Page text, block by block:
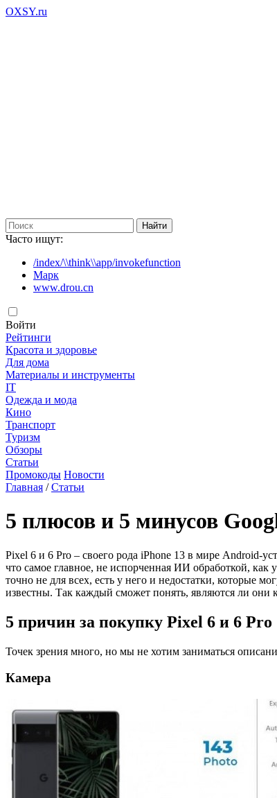
OXSY.ru
Часто ищут:
/index/\\think\\app/invokefunction
Марк
www.drou.cn
Войти
Рейтинги
Красота и здоровье
Для дома
Материалы и инструменты
IT
Одежда и мода
Кино
Транспорт
Туризм
Обзоры
Статьи
Промокоды Новости
Главная /Статьи
5 плюсов и 5 минусов
Pixel 6 и 6 Pro – своего рода iPhone 13 в мире Android-
что самое главное, не испорченная ИИ обработкой,
точно не для всех, есть у него и недостатки, которые
известны. Так каждый сможет понять, являются ли они
5 причин за покупку Pixel 6 и 6 Pro
Точек зрения много, но мы не хотим заниматься
Камера